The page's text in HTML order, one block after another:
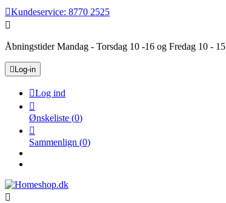
Kundeservice: 8770 2525

Åbningstider Mandag - Torsdag 10 -16 og Fredag 10 - 15
 Log-in
Log ind

Ønskeliste (0)

Sammenlign (0)
